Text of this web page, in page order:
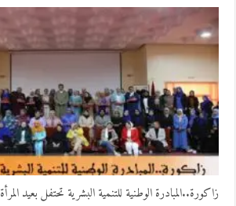
زاكورة..المبادرة الوطنية للتنمية البشرية تحتفل بعيد المرأة